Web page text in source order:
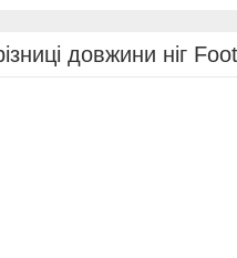
довжини ніг